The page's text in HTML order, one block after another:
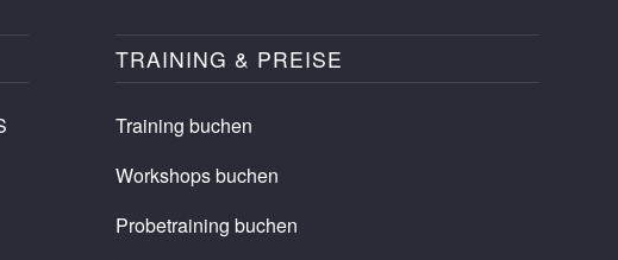
TRAINING & PREISE
Training buchen
Workshops buchen
Probetraining buchen